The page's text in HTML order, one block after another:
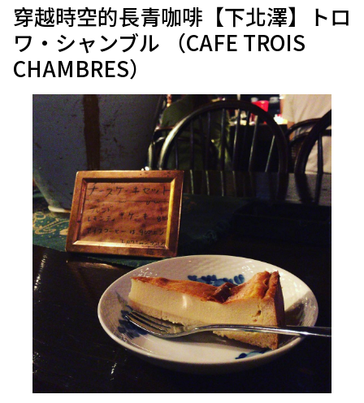
穿越時空的長青咖啡【下北澤】トロ
ワ・シャンブル （CAFE TROIS
CHAMBRES）